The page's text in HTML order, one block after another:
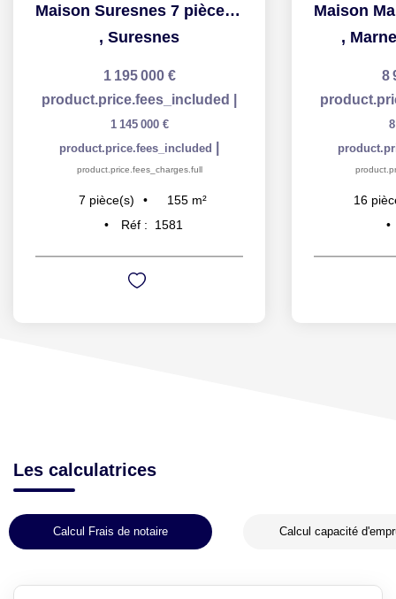
Maison Suresnes 7 pièce(s) 155 m2 avec joli jardin
, Suresnes
1 195 000 €
product.price.fees_included
1 145 000 €
product.price.fees_included
product.price.fees_charges.full
7 pièce(s) 155 m²
Réf :
1581
,
8
16
Les calculatrices
Calcul Frais de notaire Calcul capacité